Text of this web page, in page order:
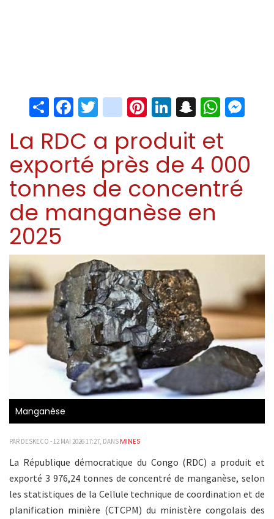
ShareFacebook
Twitter
instagram
Pinterest
LinkedIn
Snapchat
La RDC a produit et
exporté près de 4 000
tonnes de concentré
de manganèse en
2025
Manganèse
PAR DESKECO - 12 MAI 2026 17:27, DANS MINES
La République démocratique du Congo (RDC) a produit et
exporté 3 976,24 tonnes de concentré de manganèse, selon
les statistiques de la Cellule technique de coordination et de
planification minière (CTCPM) du ministère congolais des